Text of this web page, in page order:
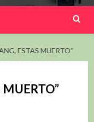
ESTAS MUERTO”
MUERTO”